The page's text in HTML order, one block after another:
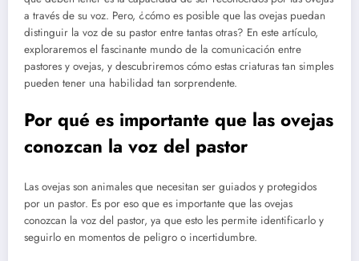
a través de su voz. Pero, ¿cómo es posible que las ovejas puedan
distinguir la voz de su pastor entre tantas otras? En este artículo,
exploraremos el fascinante mundo de la comunicación entre
pastores y ovejas, y descubriremos cómo estas criaturas tan simples
pueden tener una habilidad tan sorprendente.
Por qué es importante que las ovejas
conozcan la voz del pastor
Las ovejas son animales que necesitan ser guiados y protegidos
por un pastor. Es por eso que es importante que las ovejas
conozcan la voz del pastor, ya que esto les permite identificarlo y
seguirlo en momentos de peligro o incertidumbre.